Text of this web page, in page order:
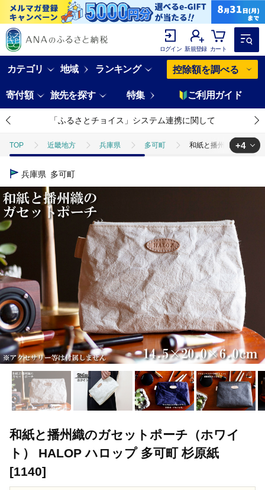
ログイン 新規登録 カート
カテゴリ 地域 ランキング 控除額を調べる
寄付額 旅先を探す 特集 ご利用ガイド
「ふるさとチョイス」システム連携に関して
TOP 近畿地方 兵庫県 多可町 和紙と播州織のガセッ
TOP
TOP 日用品・雑貨
TOP ファッション
ファッション 小物 和紙と播州織のガセットポーチ（
+4
兵庫県 多可町
和紙と播州織のガセットポーチ（ホワイ
ト） HALOP ハロップ 多可町 杉原紙
[1140]